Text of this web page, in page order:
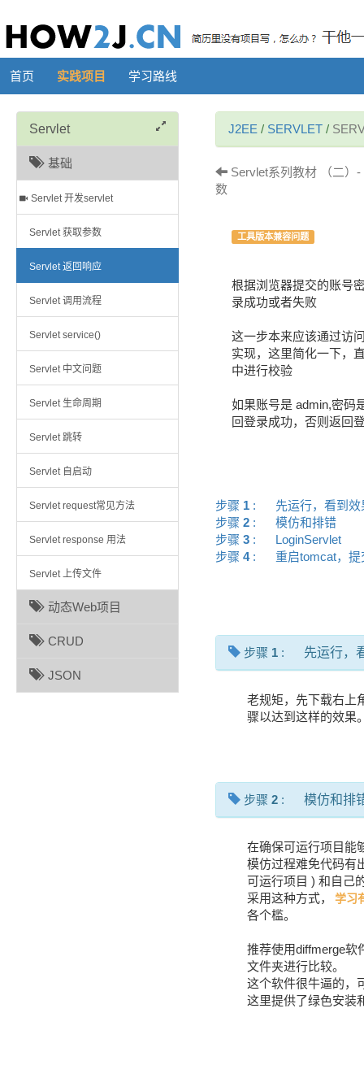
首页 实践项目 学习路线
Servlet
基础
Servlet 开发servlet
Servlet 获取参数
Servlet 返回响应
Servlet 调用流程
Servlet service()
Servlet 中文问题
Servlet 生命周期
Servlet 跳转
Servlet 自启动
Servlet request常见方法
Servlet response 用法
Servlet 上传文件
动态Web项目
CRUD
JSON
J2EE / SERVLET /
Servlet系列教材 （二）
数
工具版本兼容问题
根据浏览器提交的账号
录成功或者失败
这一步本来应该通过访
实现，这里简化一下，
中进行校验
如果账号是 admin,密码
回登录成功，否则返回
步骤 1 :
先运行，看到
步骤 2 :
模仿和排错
步骤 3 :
LoginServlet
步骤 4: 重启tomcat，
步骤 1 : 先运行，
老规矩，先下载右上
骤以达到这样的效果
步骤 2 : 模仿和排
在确保可运行项目能
模仿过程难免代码有
可运行项目 ) 和自己
采用这种方式，
学习
各个槛。
推荐使用diffmerge软
文件夹进行比较。
这个软件很牛逼的，
这里提供了绿色安装